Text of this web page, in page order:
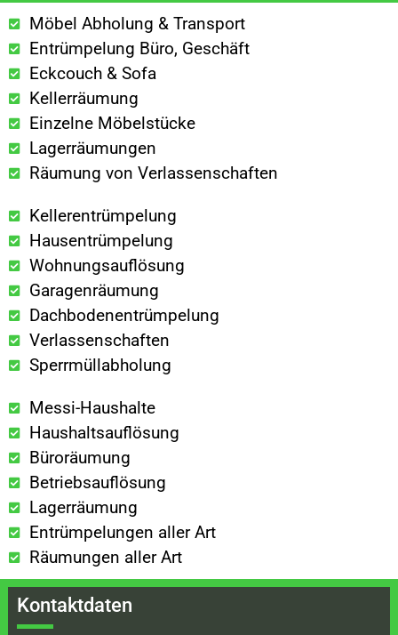
Möbel Abholung & Transport
Entrümpelung Büro, Geschäft
Eckcouch & Sofa
Kellerräumung
Einzelne Möbelstücke
Lagerräumungen
Räumung von Verlassenschaften
Kellerentrümpelung
Hausentrümpelung
Wohnungsauflösung
Garagenräumung
Dachbodenentrümpelung
Verlassenschaften
Sperrmüllabholung
Messi-Haushalte
Haushaltsauflösung
Büroräumung
Betriebsauflösung
Lagerräumung
Entrümpelungen aller Art
Räumungen aller Art
Kontaktdaten